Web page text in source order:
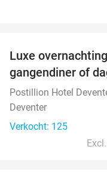
Luxe
gangendiner of
Postillion Hotel
Deventer
Verkocht: 125